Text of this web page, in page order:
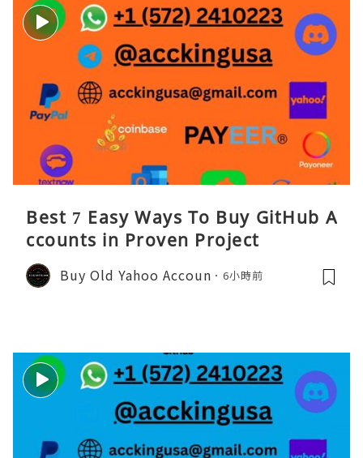
Best 7 Easy Ways To Buy GitHub A
ccounts in Proven Project
Buy Old Yahoo Accoun 6小時前